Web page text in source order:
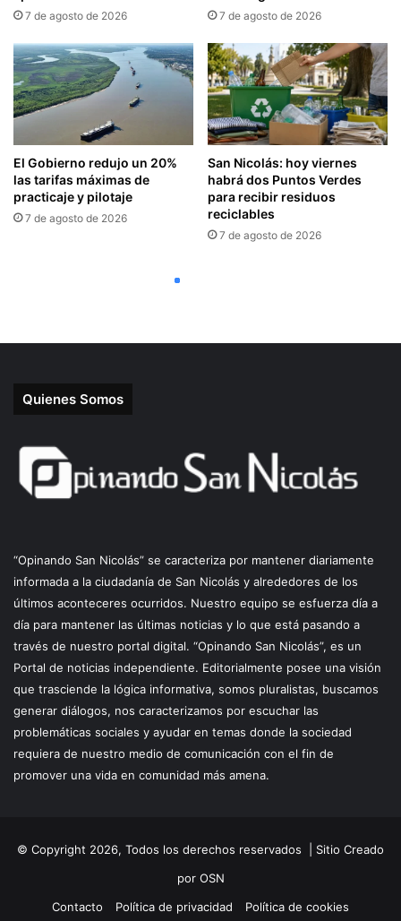
Quienes Somos
“Opinando San Nicolás” se caracteriza por mantener diariamente
informada a la ciudadanía de San Nicolás y alrededores de los
últimos aconteceres ocurridos. Nuestro equipo se esfuerza día a
día para mantener las últimas noticias y lo que está pasando a
través de nuestro portal digital. “Opinando San Nicolás”, es un
Portal de noticias independiente. Editorialmente posee una visión
que trasciende la lógica informativa, somos pluralistas, buscamos
generar diálogos, nos caracterizamos por escuchar las
problemáticas sociales y ayudar en temas donde la sociedad
requiera de nuestro medio de comunicación con el fin de
promover una vida en comunidad más amena.
© Copyright 2026, Todos los derechos reservados | Sitio Creado
por OSN
Contacto
Política de privacidad Política de cookies